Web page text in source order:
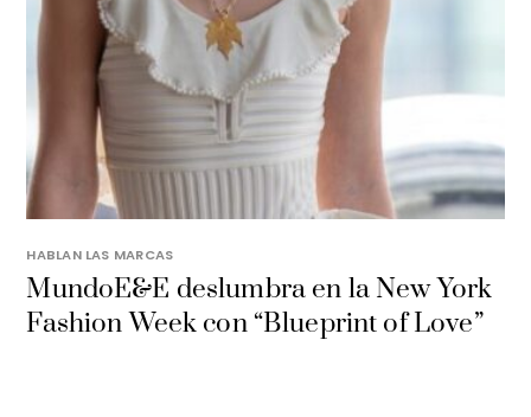
HABLAN LAS MARCAS
MundoE&E deslumbra en la New York
Fashion Week con “Blueprint of Love”